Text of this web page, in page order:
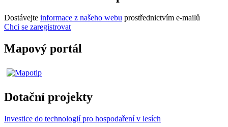
Dostávejte informace z našeho webu prostřednictvím e-mailů
Chci se zaregistrovat
Mapový portál
Dotační projekty
Investice do technologií pro hospodaření v lesích